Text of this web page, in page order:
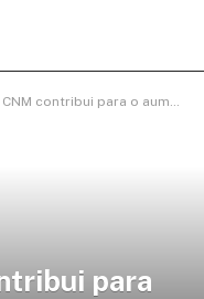
para o aumento das doações de sangue; saiba mais
para